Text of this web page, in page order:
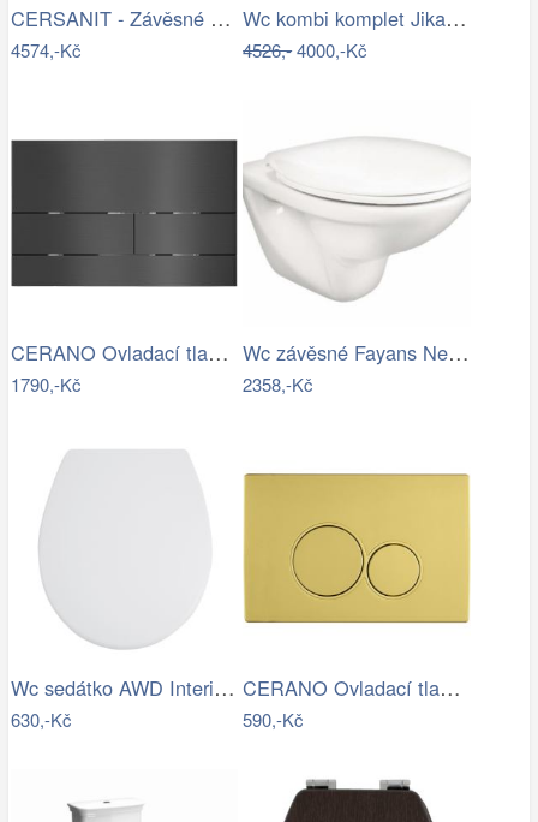
CERSANIT - Závěsné WC COMO NEW CLEANON…
4574,-Kč
Wc kombi komplet Jika Deep spodní odpad…
4526,-4000,-Kč
CERANO Ovladací tlačítko WC modulů Lite…
1790,-Kč
Wc závěsné Fayans Neo zadní odpad…
2358,-Kč
Wc sedátko AWD Interior polypropylen…
630,-Kč
CERANO Ovladací tlačítko WC modulů Lite…
590,-Kč